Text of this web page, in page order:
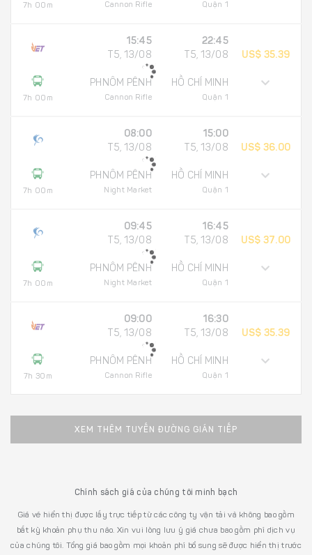
7h 00m Cannon Rifle Quận 1
7h 00m
15:45
T5, 13/08
PHNÔM PÊNH
Cannon Rifle
22:45
T5, 13/08
HỒ CHÍ MINH
Quận 1
US$ 35.39
7h 00m
08:00
T5, 13/08
PHNÔM PÊNH
Night Market
15:00
T5, 13/08
HỒ CHÍ MINH
Quận 1
US$ 36.00
7h 00m
09:45
T5, 13/08
PHNÔM PÊNH
Night Market
16:45
T5, 13/08
HỒ CHÍ MINH
Quận 1
US$ 37.00
7h 30m
09:00
T5, 13/08
PHNÔM PÊNH
Cannon Rifle
16:30
T5, 13/08
HỒ CHÍ MINH
Quận 1
US$ 35.39
XEM THÊM TUYẾN ĐƯỜNG GIÁN TIẾP
Chính sách giá của chúng tôi minh bạch
Giá vé hiển thị được lấy trực tiếp từ các công ty vận tải và không bao gồm
bất kỳ khoản phụ thu nào. Xin vui lòng lưu ý giá chưa bao gồm phí dịch vụ
của chúng tôi. Tổng giá bao gồm mọi khoản phí bổ sung sẽ được hiển thị trước